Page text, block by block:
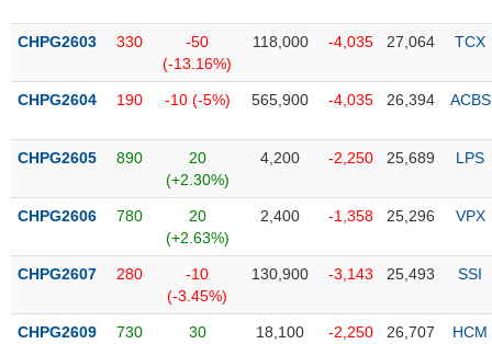
yết
dõi
biệt
được
ký
Danh
ETF
CHPG2603 330
-50
(-13.16%)
118,000 -4,035 27,064 TCX
CHPG2604 190 -10 (-5%) 565,900 -4,035 26,394 ACBS
CHPG2605 890
20
(+2.30%)
4,200 -2,250 25,689 LPS
CHPG2606 780
20
(+2.63%)
2,400 -1,358 25,296 VPX
CHPG2607 280
-10
(-3.45%)
130,900 -3,143 25,493 SSI
CHPG2609 730
30
18,100 -2,250 26,707 HCM
CÔNG
CỤ
TƯ
DỮ
LIỆU